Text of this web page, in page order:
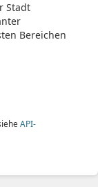
Stadt
Bereichen
API-